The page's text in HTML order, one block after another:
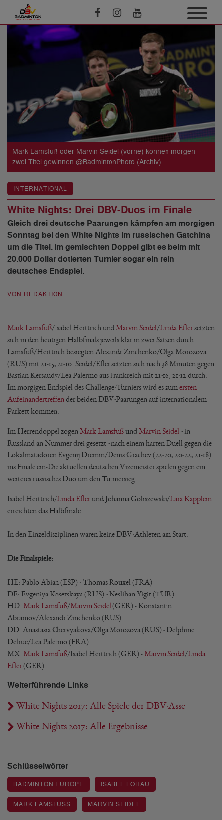
Mark Lamsfuß oder Marvin Seidel (vorne) können morgen
zwei Titel gewinnen @BadmintonPhoto (Archiv)
INTERNATIONAL
White Nights: Drei DBV-Duos im Finale
Gleich drei deutsche Paarungen kämpfen am morgigen
Sonntag bei den White Nights im russischen Gatchina
um die Titel. Im gemischten Doppel gibt es beim mit
20.000 Dollar dotierten Turnier sogar ein rein
deutsches Endspiel.
VON REDAKTION
Mark Lamsfuß/Isabel Herttrich undMarvin Seidel/Linda Eflersetzten
sich in den heutigen Halbfinals jeweils klar in zwei Sätzen durch.
Lamsfuß/Herttrich besiegten Alexandr Zinchenko/Olga Morozova
(RUS) mit 21-15, 21-10. Seidel/Efler setzten sich nach 38 Minuten gegen
Bastian Kersaudy/Lea Palermo aus Frankreich mit 21-16, 21-12 durch.
Im morgigen Endspiel des Challenge-Turniers wird es zum ersten
Aufeinandertreffen der beiden DBV-Paarungen auf internationalem
Parkett kommen.
Im Herrendoppel zogen Mark LamsfußundMarvin Seidel - in
Russland an Nummer drei gesetzt - nach einem harten Duell gegen die
Lokalmatadoren Evgenij Dremin/Denis Grachev (22-20, 20-22, 21-18)
ins Finale ein-Die aktuellen deutschen Vizemeister spielen gegen ein
weiteres russisches Duo um den Turniersieg.
Isabel Herttrich/Linda Eflerund Johanna Goliszewski/Lara Käpplein
erreichten das Halbfinale.
In den Einzeldisziplinen waren keine DBV-Athleten am Start.
Die Finalspiele:
HE: Pablo Abian (ESP) - Thomas Rouxel (FRA)
DE: Evgeniya Kosetskaya (RUS) - Neslihan Yigit (TUR)
HD: Mark Lamsfuß/Marvin Seidel (GER) - Konstantin
Abramov/Alexandr Zinchenko (RUS)
DD: Anastasia Chervyakova/Olga Morozova (RUS) - Delphine
Delrue/Lea Palermo (FRA)
MX: Mark Lamsfuß/Isabel Herttrich (GER) -Marvin Seidel/Linda
Efler(GER)
Weiterführende Links
White Nights 2017: Alle Spiele der DBV-Asse
White Nights 2017: Alle Ergebnisse
Schlüsselwörter
BADMINTON EUROPE ISABEL LOHAU
MARK LAMSFUSS MARVIN SEIDEL